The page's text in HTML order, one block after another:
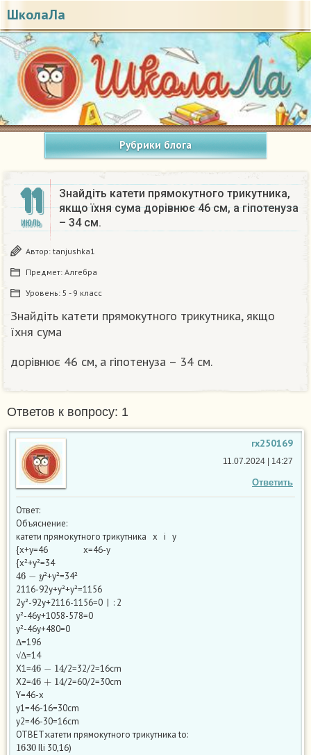
ШколаЛа
Рубрики блога
11
ИЮЛЬ
Знайдіть катети прямокутного трикутника,
якщо їхня сума дорівнює 46 см, а гіпотенуза
– 34 см.
Автор: tanjushka1
Предмет: Алгебра
Уровень: 5 - 9 класс
Знайдіть катети прямокутного трикутника, якщо
їхня сума
дорівнює 46 см, а гіпотенуза – 34 см.
Ответов к вопросу: 1
rx250169
Ответить
11.07.2024 | 14:27
Ответ:
Объяснение:
катети прямокутного трикутника x i y
{x+y=46 x=46-y
{x²+y²=34
46 y
²+y²=34²
2116-92y+y²+y²=1156
2y²-92y+2116-1156=0 | : 2
y²-46y+1058-578=0
y²-46y+480=0
Δ=196
√Δ=14
X1=
46 14
/2=32/2=16cm
X2=
46 14
/2=60/2=30cm
Y=46-x
y1=46-16=30cm
y2=46-30=16cm
OTBET:катети прямокутного трикутника to:
1630
Ili 30,16)